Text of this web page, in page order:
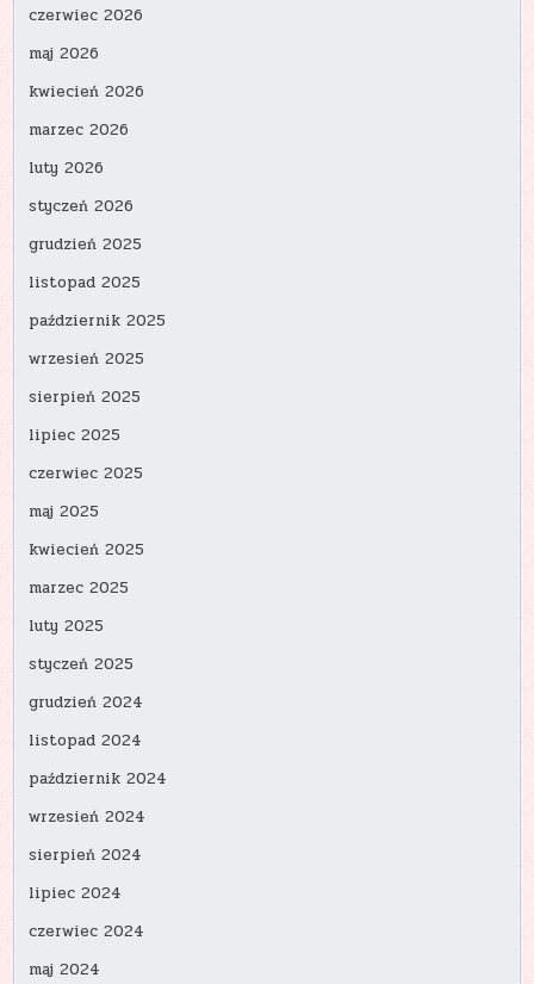
czerwiec 2026
maj 2026
kwiecień 2026
marzec 2026
luty 2026
styczeń 2026
grudzień 2025
listopad 2025
październik 2025
wrzesień 2025
sierpień 2025
lipiec 2025
czerwiec 2025
maj 2025
kwiecień 2025
marzec 2025
luty 2025
styczeń 2025
grudzień 2024
listopad 2024
październik 2024
wrzesień 2024
sierpień 2024
lipiec 2024
czerwiec 2024
maj 2024